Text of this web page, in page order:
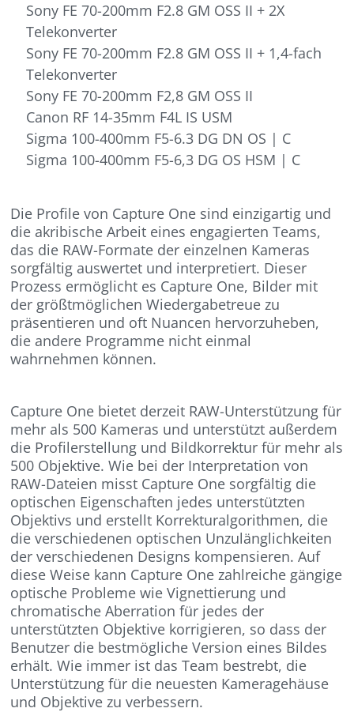
Sony FE 70-200mm F2.8 GM OSS II + 2X
Telekonverter
Sony FE 70-200mm F2.8 GM OSS II + 1,4-fach
Telekonverter
Sony FE 70-200mm F2,8 GM OSS II
Canon RF 14-35mm F4L IS USM
Sigma 100-400mm F5-6.3 DG DN OS | C
Sigma 100-400mm F5-6,3 DG OS HSM | C
Die Profile von Capture One sind einzigartig und
die akribische Arbeit eines engagierten Teams,
das die RAW-Formate der einzelnen Kameras
sorgfältig auswertet und interpretiert. Dieser
Prozess ermöglicht es Capture One, Bilder mit
der größtmöglichen Wiedergabetreue zu
präsentieren und oft Nuancen hervorzuheben,
die andere Programme nicht einmal
wahrnehmen können.
Capture One bietet derzeit RAW-Unterstützung für
mehr als 500 Kameras und unterstützt außerdem
die Profilerstellung und Bildkorrektur für mehr als
500 Objektive. Wie bei der Interpretation von
RAW-Dateien misst Capture One sorgfältig die
optischen Eigenschaften jedes unterstützten
Objektivs und erstellt Korrekturalgorithmen, die
die verschiedenen optischen Unzulänglichkeiten
der verschiedenen Designs kompensieren. Auf
diese Weise kann Capture One zahlreiche gängige
optische Probleme wie Vignettierung und
chromatische Aberration für jedes der
unterstützten Objektive korrigieren, so dass der
Benutzer die bestmögliche Version eines Bildes
erhält. Wie immer ist das Team bestrebt, die
Unterstützung für die neuesten Kameragehäuse
und Objektive zu verbessern.